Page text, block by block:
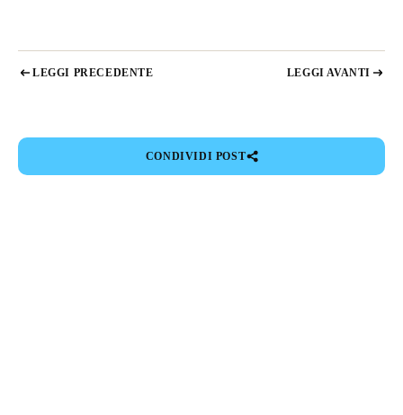
LEGGI PRECEDENTE LEGGI AVANTI
CONDIVIDI POST